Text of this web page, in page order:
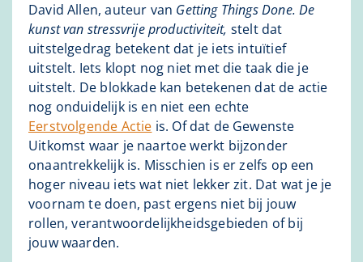
David Allen, auteur van Getting Things Done. De
kunst van stressvrije productiviteit, stelt dat
uitstelgedrag betekent dat je iets intuïtief
uitstelt. Iets klopt nog niet met die taak die je
uitstelt. De blokkade kan betekenen dat de actie
nog onduidelijk is en niet een echte
Eerstvolgende Actie is. Of dat de Gewenste
Uitkomst waar je naartoe werkt bijzonder
onaantrekkelijk is. Misschien is er zelfs op een
hoger niveau iets wat niet lekker zit. Dat wat je je
voornam te doen, past ergens niet bij jouw
rollen, verantwoordelijkheidsgebieden of bij
jouw waarden.